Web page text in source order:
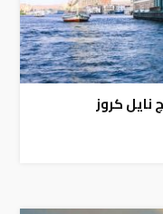
نايل كروز